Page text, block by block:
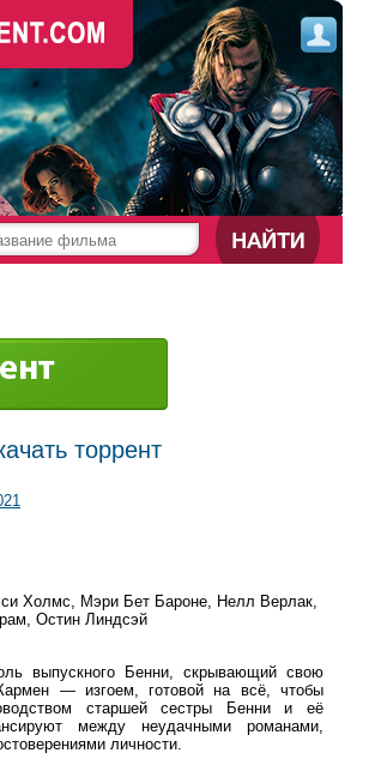
торрент
Холмс, Мэри Бет Бароне, Нелл Верлак,
Остин Линдсэй
выпускного Бенни, скрывающий свою
— изгоем, готовой на всё, чтобы
старшей сестры Бенни и её
между неудачными романами,
личности.